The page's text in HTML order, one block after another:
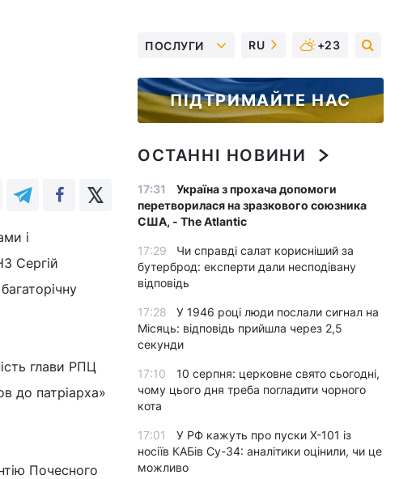
і
Сергій
глави РПЦ
до патріарха»
Почесного
ПОСЛУГИ RU +23
ПІДТРИМАЙТЕ НАС
ОСТАННІ НОВИНИ
17:31
Україна з прохача допомоги
перетворилася на зразкового союзника
США, - The Atlantic
17:29
Чи справді салат корисніший за
бутерброд: експерти дали несподівану
відповідь
17:28
У 1946 році люди послали сигнал на
Місяць: відповідь прийшла через 2,5
секунди
17:10
10 серпня: церковне свято сьогодні,
чому цього дня треба погладити чорного
кота
17:01
У РФ кажуть про пуски Х-101 із
носіїв КАБів Су-34: аналітики оцінили, чи це
можливо